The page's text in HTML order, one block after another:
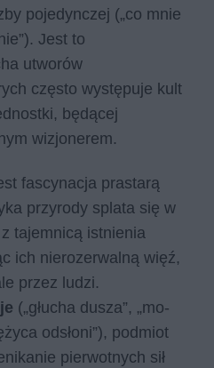
pojedynczej („co mnie
Jest to
utworów
często występuje kult
będącej
wizjonerem.
fascynacja prastarą
przyrody splata się w
tajemnicą istnienia
ich nierozerwalną więź,
przez ludzi.
(„głucha dusza”, „mo­
odsłoni”), podmiot
pierwotnych sił